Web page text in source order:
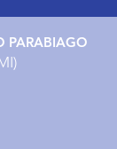
PARABIAGO